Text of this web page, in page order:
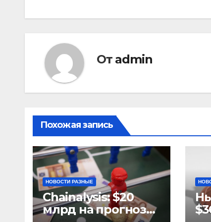
записям
От admin
Похожая запись
НОВОСТИ РАЗНЫЕ
Chainalysis: $20
млрд на прогнозах